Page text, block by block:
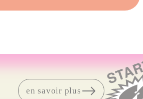
en savoir plus